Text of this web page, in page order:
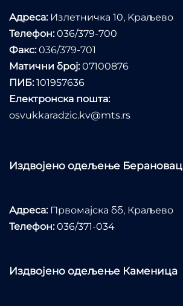
Адреса:Излетничка 10, Kраљево
Телефон:036/379-700
Факс:036/379-701
Матични број:07100876
ПИБ:101957636
Електронска пошта:
osvukkaradzic.kv@mts.rs
Издвојено одељење Берановац
Адреса:Првомајска бб, Краљево
Телефон:036/371-034
Издвојено одељење Каменица